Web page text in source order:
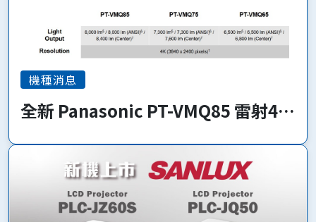
機種消息
全新 Panasonic PT-VMQ85 雷射4K